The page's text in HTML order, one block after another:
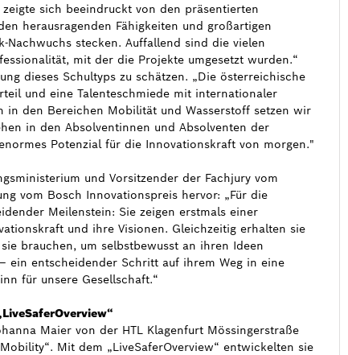
sich beeindruckt von den präsentierten
herausragenden Fähigkeiten und großartigen
Nachwuchs stecken. Auffallend sind die vielen
mit der die Projekte umgesetzt wurden.“
dieses Schultyps zu schätzen. „Die österreichische
und eine Talenteschmiede mit internationaler
in den Bereichen Mobilität und Wasserstoff setzen wir
in den Absolventinnen und Absolventen der
Potenzial für die Innovationskraft von morgen."
und Vorsitzender der Fachjury vom
vom Bosch Innovationspreis hervor: „Für die
Meilenstein: Sie zeigen erstmals einer
und ihre Visionen. Gleichzeitig erhalten sie
brauchen, um selbstbewusst an ihren Ideen
ein entscheidender Schritt auf ihrem Weg in eine
für unsere Gesellschaft.“
Maier von der HTL Klagenfurt Mössingerstraße
Mit dem „LiveSaferOverview“ entwickelten sie